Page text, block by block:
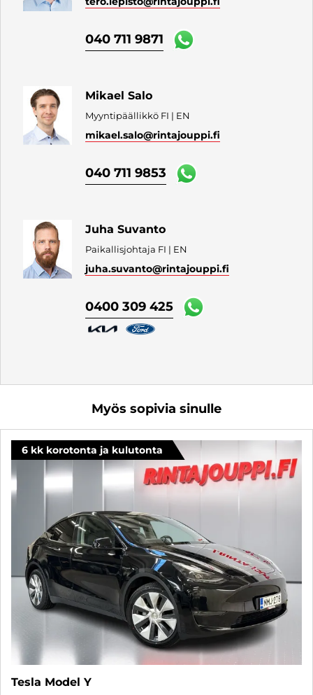
040 711 9871
Mikael Salo
Myyntipäällikkö FI | EN
mikael.salo@rintajouppi.fi
040 711 9853
Juha Suvanto
Paikallisjohtaja FI | EN
juha.suvanto@rintajouppi.fi
0400 309 425
Myös sopivia sinulle
6 kk korotonta ja kulutonta
Tesla Model Y